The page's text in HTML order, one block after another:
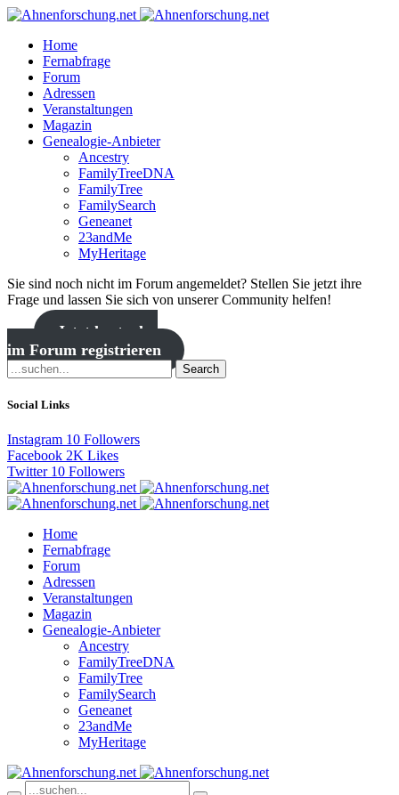
Home
Fernabfrage
Forum
Adressen
Veranstaltungen
Magazin
Genealogie-Anbieter
Ancestry
FamilyTreeDNA
FamilyTree
FamilySearch
Geneanet
23andMe
MyHeritage
Sie sind noch nicht im Forum angemeldet? Stellen Sie jetzt ihre
Frage und lassen Sie sich von unserer Community helfen!
Jetzt kostenlos
im Forum registrieren
Search
Social Links
Instagram 10 Followers
Facebook 2K Likes
Twitter 10 Followers
Home
Fernabfrage
Forum
Adressen
Veranstaltungen
Magazin
Genealogie-Anbieter
Ancestry
FamilyTreeDNA
FamilyTree
FamilySearch
Geneanet
23andMe
MyHeritage